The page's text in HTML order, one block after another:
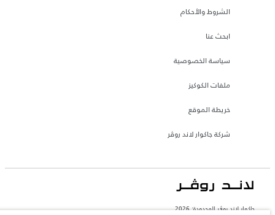
الشروط والأحكام
ابحث عنا
سياسة الخصوصية
ملفات الكوكيز
خريطة الموقع
شركة جاكوار لاند روڤر
جاكوار لاند روڨر المحدودة: 2026